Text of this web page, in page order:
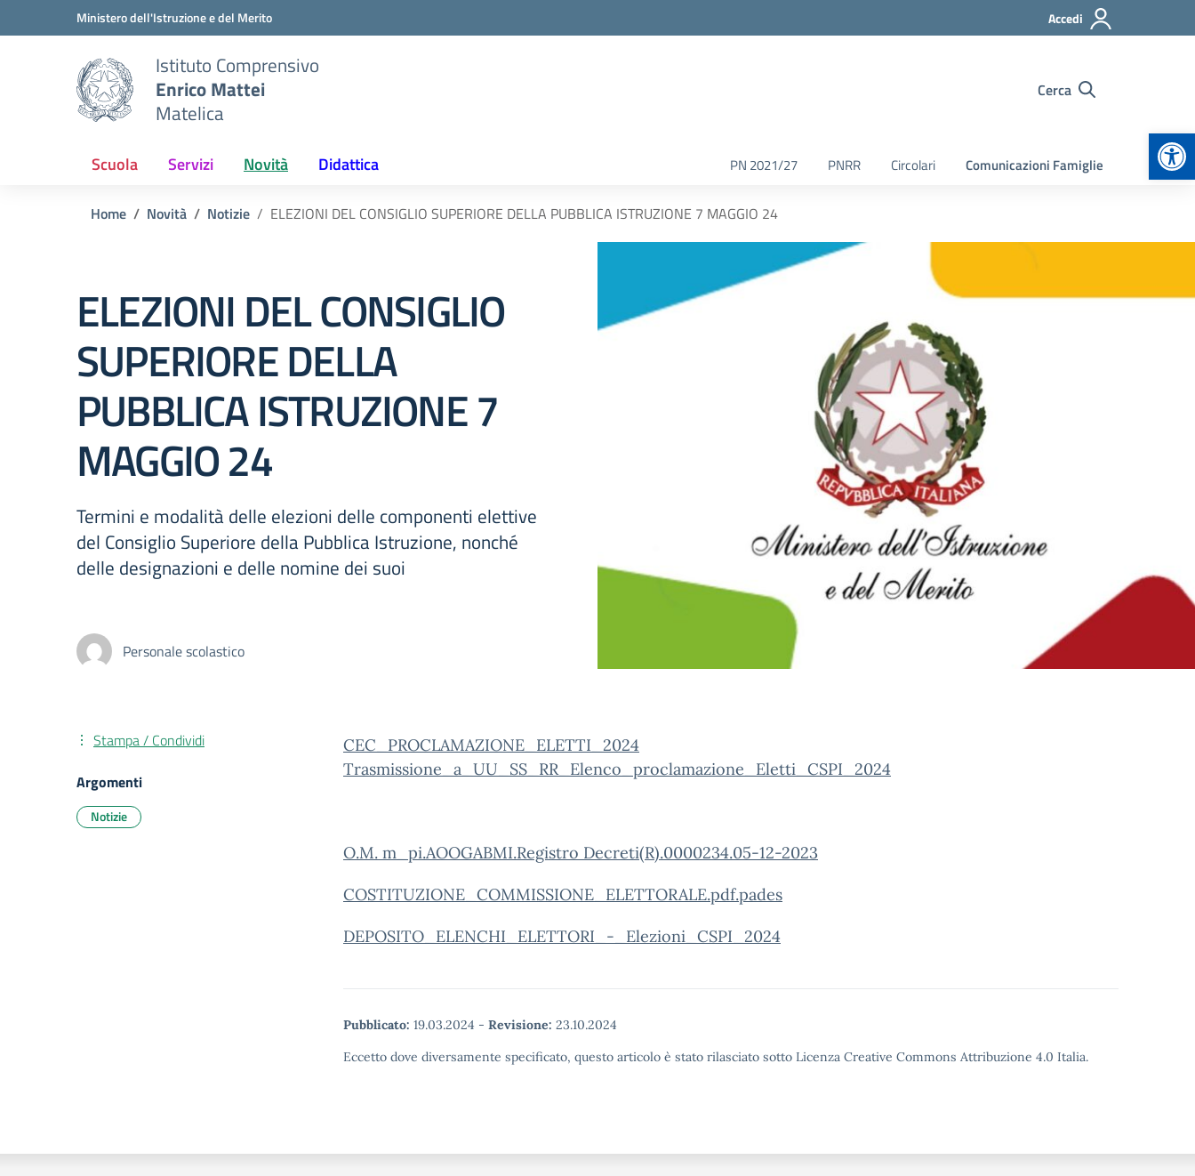
Vai ai contenuti
Vai al menu di navigazioneMinistero dell'Istruzione e del Merito Accedi
Istituto Comprensivo
Enrico Mattei
Matelica
Cerca
Scuola Servizi Novità Didattica PN 2021/27 PNRR Circolari Comunicazioni Famiglie
Home Novità Notizie ELEZIONI DEL CONSIGLIO SUPERIORE DELLA PUBBLICA ISTRUZIONE 7 MAGGIO 24
ELEZIONI DEL CONSIGLIO
SUPERIORE DELLA
PUBBLICA ISTRUZIONE 7
MAGGIO 24
Termini e modalità delle elezioni delle componenti elettive
del Consiglio Superiore della Pubblica Istruzione, nonché
delle designazioni e delle nomine dei suoi
Personale scolastico
CEC_PROCLAMAZIONE_ELETTI_2024
Trasmissione_a_UU_SS_RR_Elenco_proclamazione_Eletti_CSPI_2024
O.M. m_pi.AOOGABMI.Registro Decreti(R).0000234.05-12-2023
COSTITUZIONE_COMMISSIONE_ELETTORALE.pdf.pades
DEPOSITO_ELENCHI_ELETTORI_-_Elezioni_CSPI_2024
Pubblicato: 19.03.2024 - Revisione: 23.10.2024
Eccetto dove diversamente specificato, questo articolo è stato rilasciato sotto Licenza Creative Commons Attribuzione 4.0 Italia.
Stampa / Condividi
Argomenti
Notizie